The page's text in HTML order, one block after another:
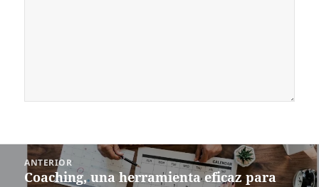
Navegación
ANTERIOR
Entrada
Coaching, una herramienta eficaz para